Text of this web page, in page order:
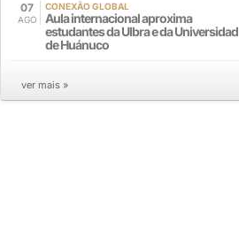
07
AGO
CONEXÃO GLOBAL
Aula internacional aproxima
estudantes da Ulbra e da Universidad
de Huánuco
ver mais »